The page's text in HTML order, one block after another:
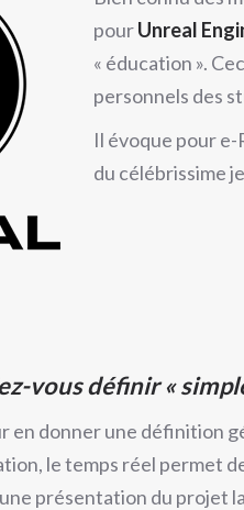
pourUnreal
« éducation ».
personnels des
Il évoque pour
du célébrissime
vous définir «
en donner une définition
le temps réel permet
présentation du projet